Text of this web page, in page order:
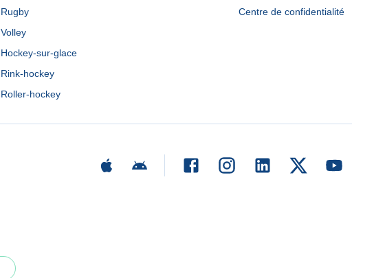
Rugby
Volley
Hockey-sur-glace
Rink-hockey
Roller-hockey
Centre de confidentialité